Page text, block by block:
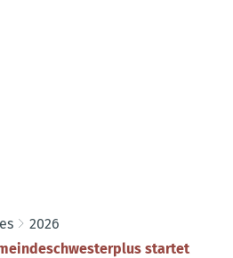
2026
startet